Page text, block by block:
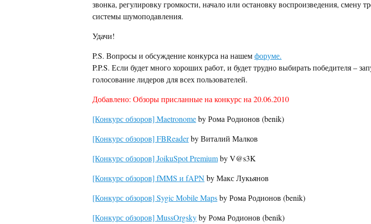
звонка, регулировку громкости, начало или остановку воспроизведения, смену
системы шумоподавления.
Удачи!
P.S. Вопросы и обсуждение конкурса на нашемфоруме.
P.P.S. Если будет много хороших работ, и будет трудно выбирать победителя –
голосование лидеров для всех пользователей.
Добавлено: Обзоры присланные на конкурс на 20.06.2010
[Конкурс обзоров] Maetronomeby Рома Родионов (benik)
[Конкурс обзоров] FBReaderby Виталий Малков
[Конкурс обзоров] JoikuSpot Premiumby V@s3K
[Конкурс обзоров] fMMS и fAPNby Макс Лукьянов
[Конкурс обзоров] Sygic Mobile Mapsby Рома Родионов (benik)
[Конкурс обзоров] MussOrgskyby Рома Родионов (benik)